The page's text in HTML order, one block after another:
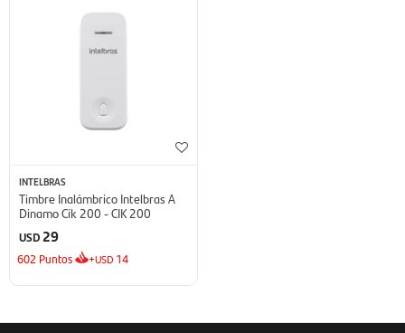
INTELBRAS
Timbre Inalámbrico Intelbras A
Dinamo Cik 200 - CIK 200
USD 29
602 Puntos +USD 14